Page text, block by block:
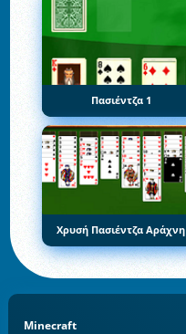
Πασιέντζα 1
Χρυσή Πασιέντζα Αράχνη
Minecraft